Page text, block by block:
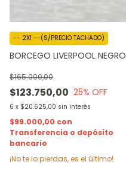
BORCEGO LIVERPOOL NEGRO
$123.750,00
$165.000,00
25% OFF
6 x $20.625,00 sin interés
-- 2X1 --(S/PRECIO TACHADO)
$99.000,00 con
Transferencia o depósito
bancario
¡No te lo pierdas, es el último!